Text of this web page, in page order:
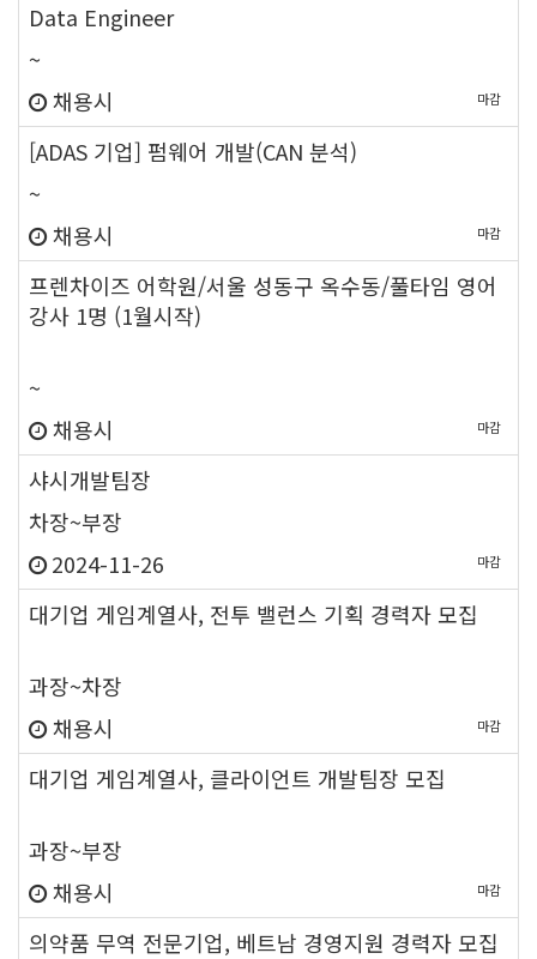
Data Engineer
~
채용시
마감
[ADAS 기업] 펌웨어 개발(CAN 분석)
~
채용시
마감
프렌차이즈 어학원/서울 성동구 옥수동/풀타임 영어
강사 1명 (1월시작)
~
채용시
마감
샤시개발팀장
차장~부장
2024-11-26
마감
대기업 게임계열사, 전투 밸런스 기획 경력자 모집
과장~차장
채용시
마감
대기업 게임계열사, 클라이언트 개발팀장 모집
과장~부장
채용시
마감
의약품 무역 전문기업, 베트남 경영지원 경력자 모집